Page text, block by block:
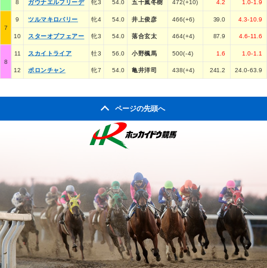
8 ガウナエルフリーデ 牝3 54.0 五十嵐冬樹 472(+10) 4.2 1.0-1.9
7
9 ツルマキロバリー 牝4 54.0 井上俊彦 466(+6) 39.0 4.3-10.9
10 スターオブフェアー 牝3 54.0 落合玄太 464(+4) 87.9 4.6-11.6
8
11 スカイトライア 牡3 56.0 小野楓馬 500(-4) 1.6 1.0-1.1
12 ポロンチャン 牝7 54.0 亀井洋司 438(+4) 241.2 24.0-63.9
ページの先頭へ